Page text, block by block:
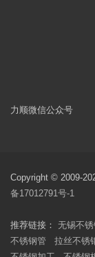
力顺微信公众号
Copyright © 2009-
备17012791号-1
推荐链接： 无锡不锈
不锈钢管
拉丝不锈